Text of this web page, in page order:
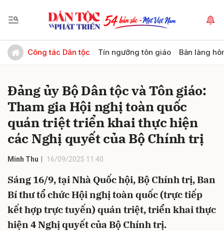
Công tác Dân tộc Tín ngưỡng tôn giáo Bản làng
Đảng ủy Bộ Dân tộc và Tôn giáo:
Tham gia Hội nghị toàn quốc
quán triệt triển khai thực hiện
các Nghị quyết của Bộ Chính trị
Minh Thu 16/09/2025 11:40
Sáng 16/9, tại Nhà Quốc hội, Bộ Chính trị, Ban
Bí thư tổ chức Hội nghị toàn quốc (trực tiếp
kết hợp trực tuyến) quán triệt, triển khai thực
hiện 4 Nghị quyết của Bộ Chính trị.
Gửi bình luận